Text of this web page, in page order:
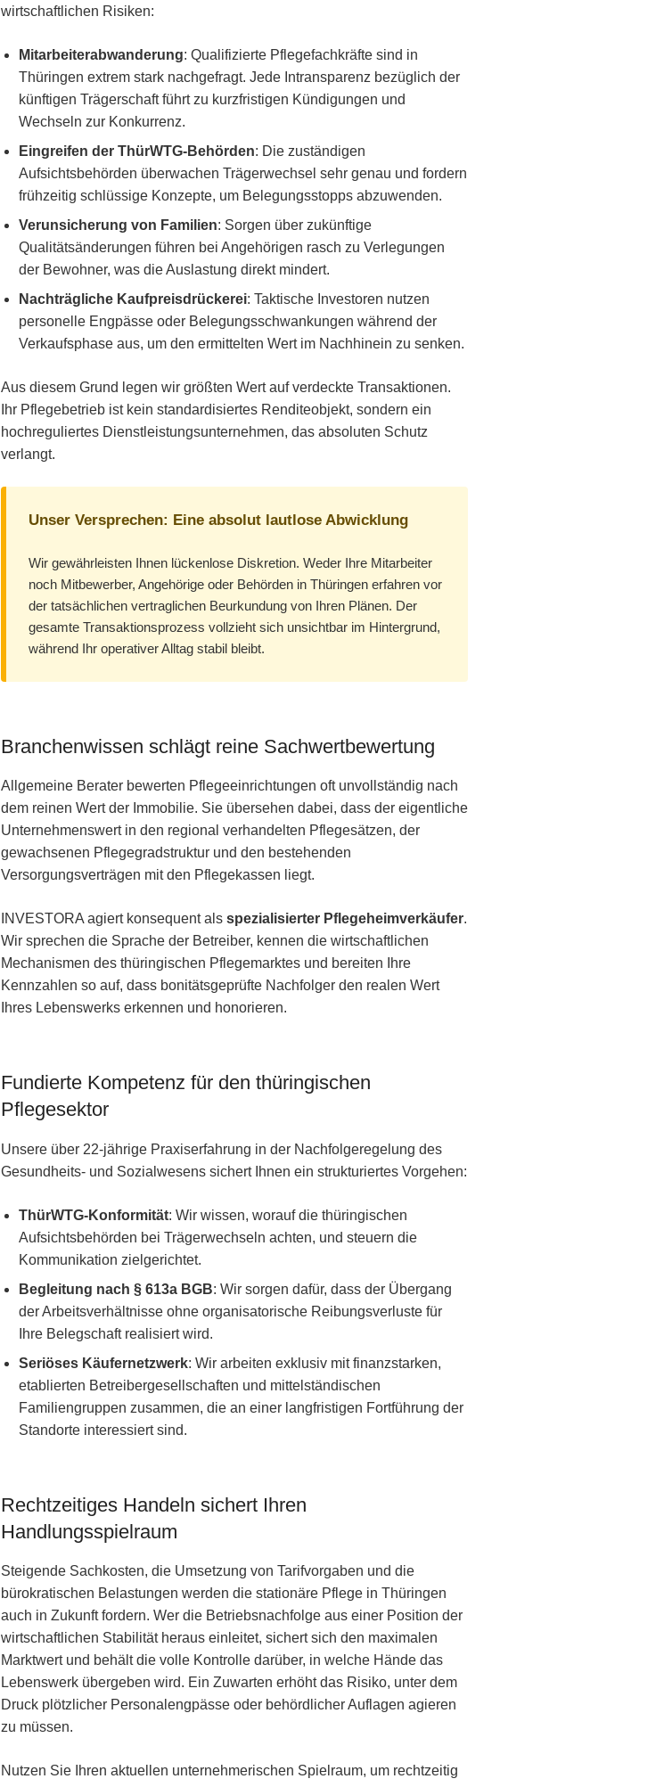
wirtschaftlichen Risiken:
Mitarbeiterabwanderung: Qualifizierte Pflegefachkräfte sind in
Thüringen extrem stark nachgefragt. Jede Intransparenz bezüglich der
künftigen Trägerschaft führt zu kurzfristigen Kündigungen und
Wechseln zur Konkurrenz.
Eingreifen der ThürWTG-Behörden: Die zuständigen
Aufsichtsbehörden überwachen Trägerwechsel sehr genau und fordern
frühzeitig schlüssige Konzepte, um Belegungsstopps abzuwenden.
Verunsicherung von Familien: Sorgen über zukünftige
Qualitätsänderungen führen bei Angehörigen rasch zu Verlegungen
der Bewohner, was die Auslastung direkt mindert.
Nachträgliche Kaufpreisdrückerei: Taktische Investoren nutzen
personelle Engpässe oder Belegungsschwankungen während der
Verkaufsphase aus, um den ermittelten Wert im Nachhinein zu senken.
Aus diesem Grund legen wir größten Wert auf verdeckte Transaktionen.
Ihr Pflegebetrieb ist kein standardisiertes Renditeobjekt, sondern ein
hochreguliertes Dienstleistungsunternehmen, das absoluten Schutz
verlangt.
Unser Versprechen: Eine absolut lautlose Abwicklung
Wir gewährleisten Ihnen lückenlose Diskretion. Weder Ihre Mitarbeiter
noch Mitbewerber, Angehörige oder Behörden in Thüringen erfahren vor
der tatsächlichen vertraglichen Beurkundung von Ihren Plänen. Der
gesamte Transaktionsprozess vollzieht sich unsichtbar im Hintergrund,
während Ihr operativer Alltag stabil bleibt.
Branchenwissen schlägt reine Sachwertbewertung
Allgemeine Berater bewerten Pflegeeinrichtungen oft unvollständig nach
dem reinen Wert der Immobilie. Sie übersehen dabei, dass der eigentliche
Unternehmenswert in den regional verhandelten Pflegesätzen, der
gewachsenen Pflegegradstruktur und den bestehenden
Versorgungsverträgen mit den Pflegekassen liegt.
INVESTORA agiert konsequent als spezialisierter Pflegeheimverkäufer.
Wir sprechen die Sprache der Betreiber, kennen die wirtschaftlichen
Mechanismen des thüringischen Pflegemarktes und bereiten Ihre
Kennzahlen so auf, dass bonitätsgeprüfte Nachfolger den realen Wert
Ihres Lebenswerks erkennen und honorieren.
Fundierte Kompetenz für den thüringischen
Pflegesektor
Unsere über 22-jährige Praxiserfahrung in der Nachfolgeregelung des
Gesundheits- und Sozialwesens sichert Ihnen ein strukturiertes Vorgehen:
ThürWTG-Konformität: Wir wissen, worauf die thüringischen
Aufsichtsbehörden bei Trägerwechseln achten, und steuern die
Kommunikation zielgerichtet.
Begleitung nach § 613a BGB: Wir sorgen dafür, dass der Übergang
der Arbeitsverhältnisse ohne organisatorische Reibungsverluste für
Ihre Belegschaft realisiert wird.
Seriöses Käufernetzwerk: Wir arbeiten exklusiv mit finanzstarken,
etablierten Betreibergesellschaften und mittelständischen
Familiengruppen zusammen, die an einer langfristigen Fortführung der
Standorte interessiert sind.
Rechtzeitiges Handeln sichert Ihren
Handlungsspielraum
Steigende Sachkosten, die Umsetzung von Tarifvorgaben und die
bürokratischen Belastungen werden die stationäre Pflege in Thüringen
auch in Zukunft fordern. Wer die Betriebsnachfolge aus einer Position der
wirtschaftlichen Stabilität heraus einleitet, sichert sich den maximalen
Marktwert und behält die volle Kontrolle darüber, in welche Hände das
Lebenswerk übergeben wird. Ein Zuwarten erhöht das Risiko, unter dem
Druck plötzlicher Personalengpässe oder behördlicher Auflagen agieren
zu müssen.
Nutzen Sie Ihren aktuellen unternehmerischen Spielraum, um rechtzeitig